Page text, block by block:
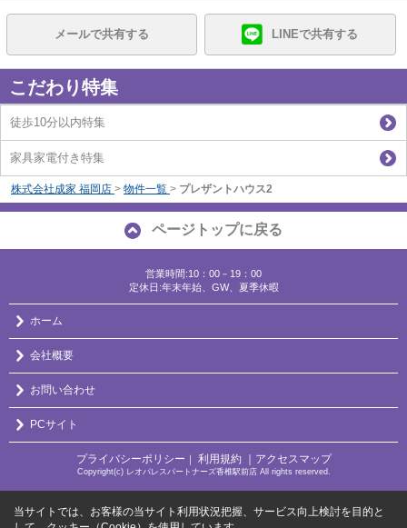
メールで共有する LINEで共有する
こだわり特集
徒歩10分以内特集
家具家電付き特集
株式会社成家 福岡店 > 物件一覧 > プレザントハウス2
ページトップに戻る
営業時間:10：00－19：00
定休日:年末年始、GW、夏季休暇
ホーム
会社概要
お問い合わせ
PCサイト
プライバシーポリシー 利用規約 ｜アクセスマップ
Copyright(c) レオパレスパートナーズ香椎駅前店 All rights reserved.
当サイトでは、お客様の当サイト利用状況把握、サービス向上検討を目的と